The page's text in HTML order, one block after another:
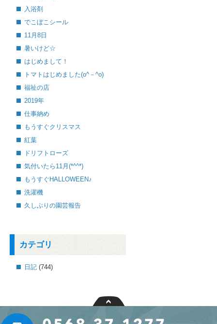
入浴剤
でこぼこシール
11月8日
暑いけど☆
はじめまして！
トマトはじめました(o^－^o)
福祉の店
2019年
仕事納め
もうすぐクリスマス
紅葉
ドリフトローズ
気付いたら11月(*^^*)
もうすぐHALLOWEEN♪
洗濯機
久しぶりの園芸報告
カテゴリ
日記 (744)